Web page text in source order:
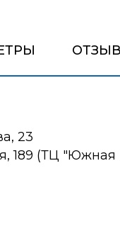
23
189 (ТЦ "Южная